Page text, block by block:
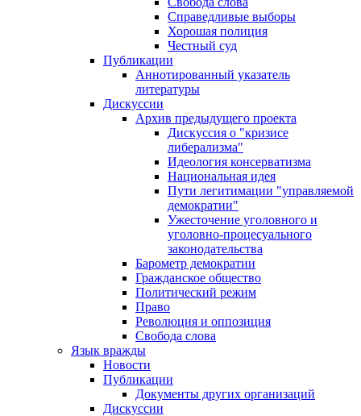
Справедливые выборы
Хорошая полиция
Честный суд
Публикации
Аннотированный указатель
литературы
Дискуссии
Архив предыдущего проекта
Дискуссия о "кризисе
либерализма"
Идеология консерватизма
Национальная идея
Пути легитимации "управляемой
демократии"
Ужесточение уголовного и
уголовно-процесуального
законодательства
Барометр демократии
Гражданское общество
Политический режим
Право
Революция и оппозиция
Свобода слова
Язык вражды
Новости
Публикации
Документы других организаций
Дискуссии